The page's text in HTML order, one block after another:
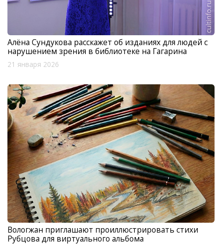
Алёна Сундукова расскажет об изданиях для людей с
нарушением зрения в библиотеке на Гагарина
21 января 2026
Вологжан приглашают проиллюстрировать стихи
Рубцова для виртуального альбома